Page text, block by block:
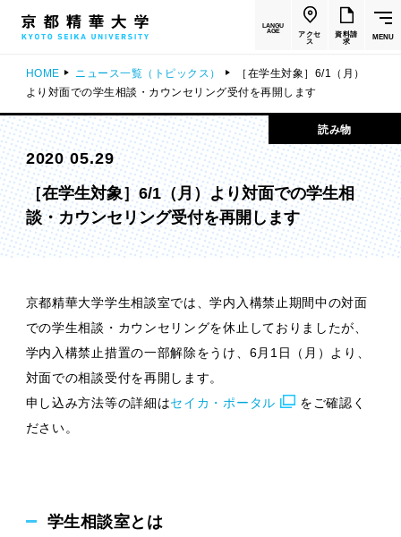
LANGU
AGE
アクセ
ス
資料請
求
MENU
HOME ニュース一覧（トピックス）
［在学生対象］6/1（月）
より対面での学生相談・カウンセリング受付を再開します
読み物
2020 05.29
［在学生対象］6/1（月）より対面での学生相
談・カウンセリング受付を再開します
京都精華大学学生相談室では、学内入構禁止期間中の対面
での学生相談・カウンセリングを休止しておりましたが、
学内入構禁止措置の一部解除をうけ、6月1日（月）より、
対面での相談受付を再開します。
申し込み方法等の詳細はセイカ・ポータル
をご確認く
ださい。
学生相談室とは